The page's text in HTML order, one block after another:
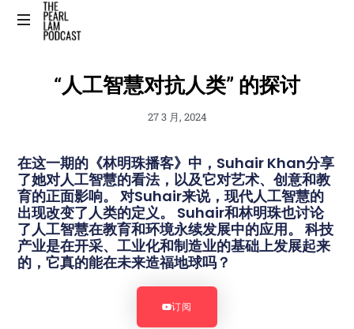
Official
Website
“人工智慧对抗人类” 的探讨
27 3 月, 2024
在这一期的《林明珠播客》中，Suhair Khan分享
了她对人工智慧的看法，以及它对艺术、创意和教
育的正面影响。 对Suhair来说，现代人工智慧的
出现改变了人类的定义。 Suhair和林明珠也讨论
了人工智慧在教育和环境永续发展中的应用。 科技
产业是在开采、工业化和制造业的基础上发展起来
的，它真的能在未来造福地球吗？
订阅